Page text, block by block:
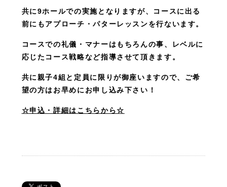
共に9ホールでの実施となりますが、コースに出る
前にもアプローチ・パターレッスンを行ないます。
コースでの礼儀・マナーはもちろんの事、レベルに
応じたコース戦略など指導させて頂きます。
共に親子4組と定員に限りが御座いますので、ご希
望の方はお早めにお申し込み下さい！
☆申込・詳細はこちらから☆